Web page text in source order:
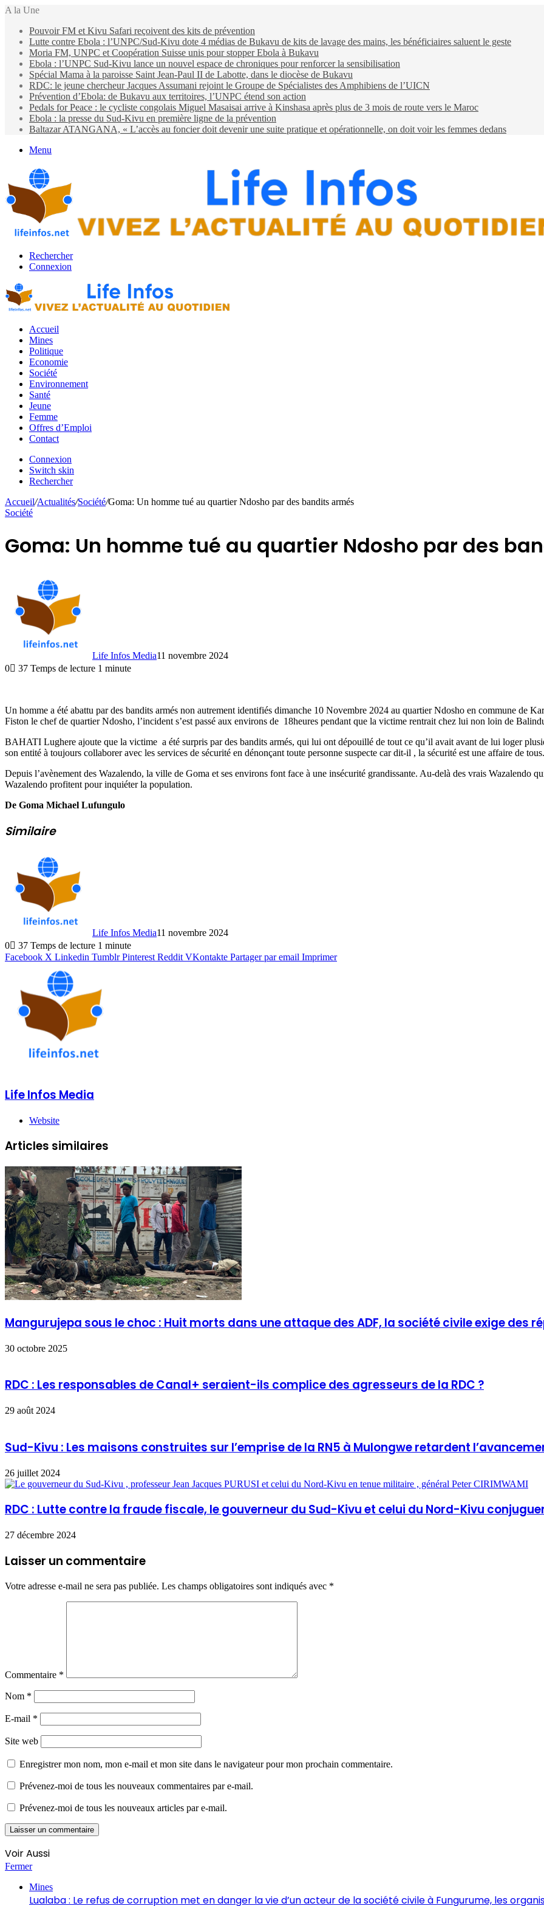
A la Une
Pouvoir FM et Kivu Safari reçoivent des kits de prévention
Lutte contre Ebola : l’UNPC/Sud-Kivu dote 4 médias de Bukavu de kits de lavage des mains, les bénéficiaires saluent le geste
Moria FM, UNPC et Coopération Suisse unis pour stopper Ebola à Bukavu
Ebola : l’UNPC Sud-Kivu lance un nouvel espace de chroniques pour renforcer la sensibilisation
Spécial Mama à la paroisse Saint Jean-Paul II de Labotte, dans le diocèse de Bukavu
RDC: le jeune chercheur Jacques Assumani rejoint le Groupe de Spécialistes des Amphibiens de l’UICN
Prévention d’Ebola: de Bukavu aux territoires, l’UNPC étend son action
Pedals for Peace : le cycliste congolais Miguel Masaisai arrive à Kinshasa après plus de 3 mois de route vers le Maroc
Ebola : la presse du Sud-Kivu en première ligne de la prévention
Baltazar ATANGANA, « L’accès au foncier doit devenir une suite pratique et opérationnelle, on doit voir les femmes dedans
Menu
Rechercher
Connexion
Accueil
Mines
Politique
Economie
Société
Environnement
Santé
Jeune
Femme
Offres d’Emploi
Contact
Connexion
Switch skin
Rechercher
Accueil/Actualités/Société/Goma: Un homme tué au quartier Ndosho par des bandits armés
Société
Goma: Un homme tué au quartier Ndosho par des
Life Infos Media11 novembre 2024
0
37 Temps de lecture 1 minute
Un homme a été abattu par des bandits armés non autrement identifiés dimanche 10 Novembre 2024 au quartier Ndosho en commune de
Fiston le chef de quartier Ndosho, l’incident s’est passé aux environs de 18heures pendant que la victime rentrait chez lui non loin de
BAHATI Lughere ajoute que la victime a été surpris par des bandits armés, qui lui ont dépouillé de tout ce qu’il avait avant de lui loger
son entité à toujours collaborer avec les services de sécurité en dénonçant toute personne suspecte car dit-il , la sécurité est une affaire de tous.
Depuis l’avènement des Wazalendo, la ville de Goma et ses environs font face à une insécurité grandissante. Au-delà des vrais Wazalendo
Wazalendo profitent pour inquiéter la population.
De Goma Michael Lufungulo
Similaire
Life Infos Media11 novembre 2024
0
37 Temps de lecture 1 minute
Facebook X Linkedin Tumblr Pinterest Reddit VKontakte Partager par email Imprimer
Life Infos Media
Website
Articles similaires
Mangurujepa sous le choc : Huit morts dans une attaque des ADF, la société civile exige des
30 octobre 2025
RDC : Les responsables de Canal+ seraient-ils complice des agresseurs de la RDC ?
29 août 2024
Sud-Kivu : Les maisons construites sur l’emprise de la RN5 à Mulongwe retardent
26 juillet 2024
RDC : Lutte contre la fraude fiscale, le gouverneur du Sud-Kivu et celui du Nord-Kivu
27 décembre 2024
Laisser un commentaire
Votre adresse e-mail ne sera pas publiée. Les champs obligatoires sont indiqués avec *
Commentaire *
Nom *
E-mail *
Site web
Enregistrer mon nom, mon e-mail et mon site dans le navigateur pour mon prochain commentaire.
Prévenez-moi de tous les nouveaux commentaires par e-mail.
Prévenez-moi de tous les nouveaux articles par e-mail.
Voir Aussi
Fermer
Mines
Lualaba : Le refus de corruption met en danger la vie d’un acteur de la société civile à Fungurume, les